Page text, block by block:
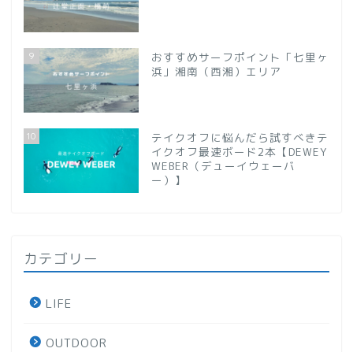
9
おすすめサーフポイント「七里ヶ
浜」湘南（西湘）エリア
10
テイクオフに悩んだら試すべきテ
イクオフ最速ボード2本【DEWEY
WEBER（デューイウェーバ
ー）】
カテゴリー
LIFE
OUTDOOR